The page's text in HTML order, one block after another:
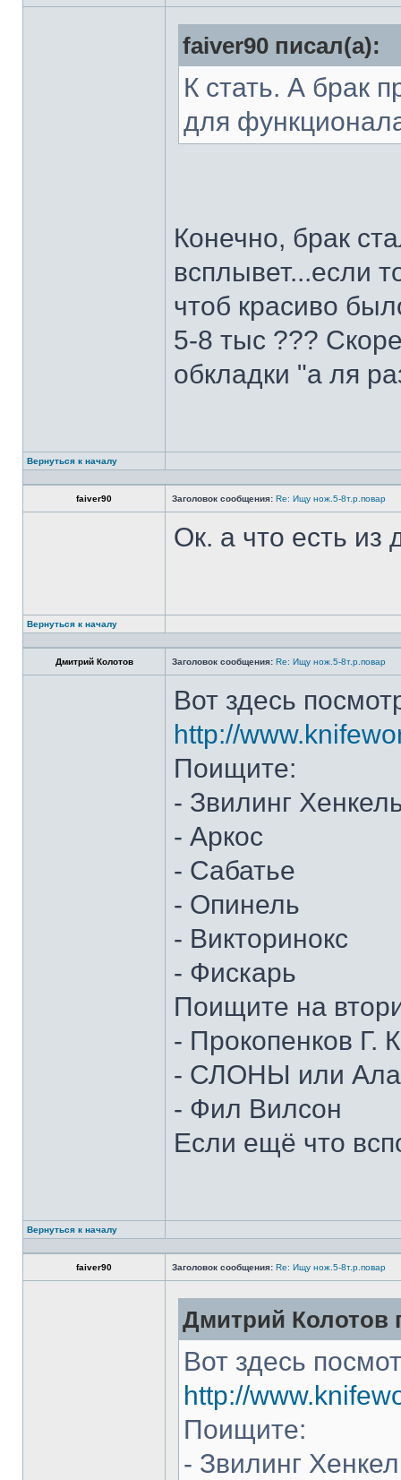
faiver90 писал(а):
К стать. А брак
для
Конечно, брак
всплывет...если
чтоб красиво
5-8 тыс ???
обкладки "а ля
Вернуться к началу
faiver90 Заголовок сообщения: Re: Ищу нож.5-8т.р.повар
Ок. а что есть из
Вернуться к началу
Дмитрий Колотов Заголовок сообщения: Re: Ищу нож.5-8т.р.повар
Вот здесь
http://
Поищите:
- Звилинг
- Аркос
- Сабатье
- Опинель
- Викторинокс
- Фискарь
Поищите на
- Прокопенков Г.
- СЛОНЫ или
- Фил Вилсон
Если ещё что
Вернуться к началу
faiver90 Заголовок сообщения: Re: Ищу нож.5-8т.р.повар
Дмитрий Колотов
Вот здесь
http://
Поищите:
- Звилинг